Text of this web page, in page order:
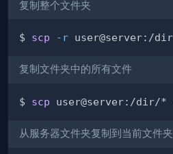
复制整个文件夹
$ scp -r
复制文件夹中的所有文件
$ scp
从服务器文件夹复制到当前文件夹